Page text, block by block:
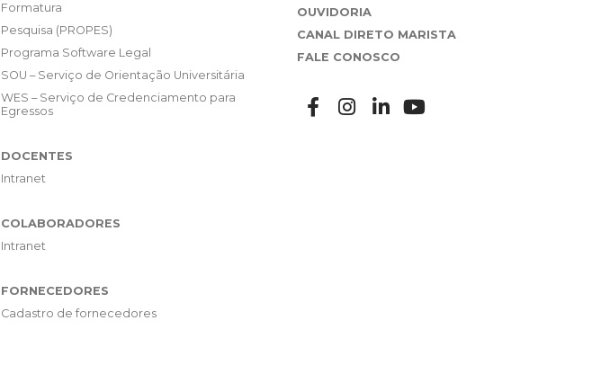
Formatura
Pesquisa (PROPES)
Programa Software Legal
SOU – Serviço de Orientação Universitária
WES – Serviço de Credenciamento para
Egressos
DOCENTES
Intranet
COLABORADORES
Intranet
FORNECEDORES
Cadastro de fornecedores
OUVIDORIA
CANAL DIRETO MARISTA
FALE CONOSCO